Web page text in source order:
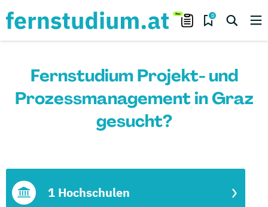
0
Fernstudium Projekt- und
Prozessmanagement in Graz
gesucht?
1 Hochschulen